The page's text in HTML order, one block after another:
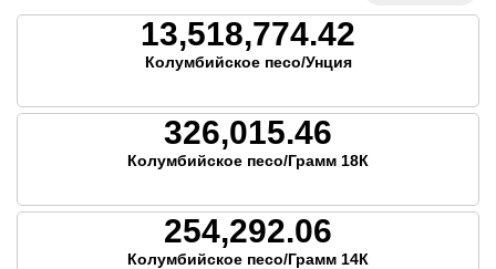
13,518,774.42
Колумбийское песо/Унция
326,015.46
Колумбийское песо/Грамм 18К
254,292.06
Колумбийское песо/Грамм 14К